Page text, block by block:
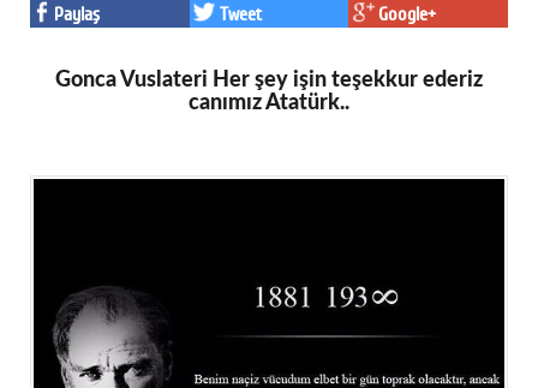
Paylaş Tweet Google+
Gonca Vuslateri Her şey işin teşekkur ederiz
canımız Atatürk..